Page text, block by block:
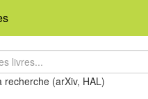
(arXiv, HAL)